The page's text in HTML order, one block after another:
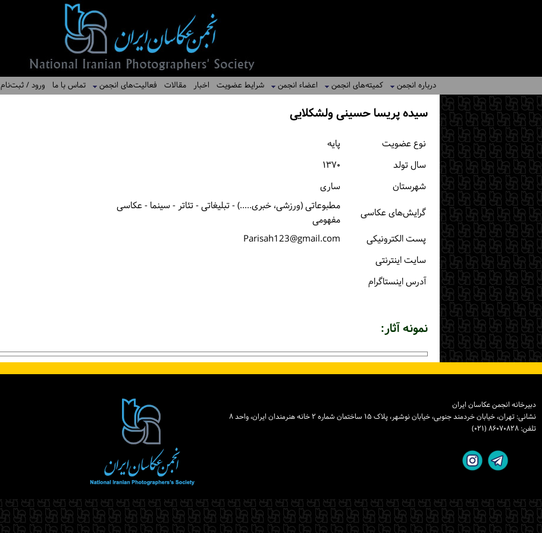
درباره انجمن کمیته‌های انجمن اعضاء انجمن شرایط عضویت اخبار مقالات فعالیت‌های انجمن تماس با ما ورود / ثبت‌نام
سیده پریسا حسینی ولشکلایی
نوع عضویت
پایه
سال تولد
۱۳۷۰
شهرستان
ساری
گرایش‌های عکاسی
مطبوعاتی (ورزشی، خبری.....) - تبلیغاتی - تئاتر - سینما - عکاسی
مفهومی
پست الكترونیكی
Parisah123@gmail.com
سایت اینترنتی
آدرس اینستاگرام
نمونه آثار:
دبیرخانه انجمن عکاسان ایران
نشانی: تهران، خیابان خردمند جنوبی، خیابان نوشهر، پلاک ۱۵ ساختمان شماره ۲ خانه هنرمندان ایران، واحد ۸
تلفن: ۸۶۰۷۰۸۲۸ (۰۲۱)